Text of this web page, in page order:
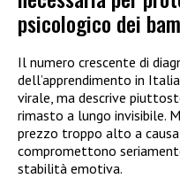
psicologico dei
Il numero crescente di
dell’apprendimento in
virale, ma descrive
rimasto a lungo invisibile.
prezzo troppo alto a
compromettono
stabilità emotiva.